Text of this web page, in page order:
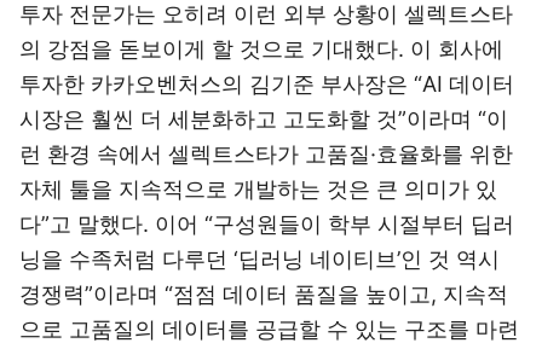
투자 전문가는 오히려 이런 외부 상황이 셀렉트스타
의 강점을 돋보이게 할 것으로 기대했다. 이 회사에
투자한 카카오벤처스의 김기준 부사장은 “AI 데이터
시장은 훨씬 더 세분화하고 고도화할 것”이라며 “이
런 환경 속에서 셀렉트스타가 고품질·효율화를 위한
자체 툴을 지속적으로 개발하는 것은 큰 의미가 있
다”고 말했다. 이어 “구성원들이 학부 시절부터 딥러
닝을 수족처럼 다루던 ‘딥러닝 네이티브’인 것 역시
경쟁력”이라며 “점점 데이터 품질을 높이고, 지속적
으로 고품질의 데이터를 공급할 수 있는 구조를 마련